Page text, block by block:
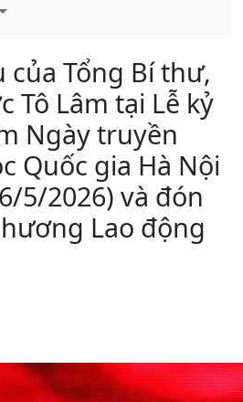
của Tổng Bí thư,
Tô Lâm tại Lễ kỷ
Ngày truyền
Quốc gia Hà Nội
5/2026) và đón
Lao động